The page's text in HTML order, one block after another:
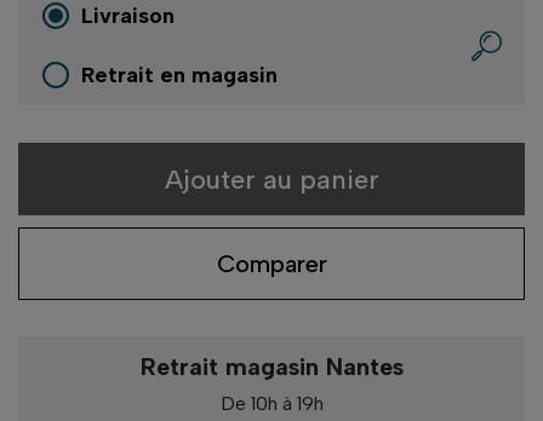
Livraison
Retrait en magasin
Ajouter au panier
Comparer
Retrait magasin Nantes
De 10h à 19h